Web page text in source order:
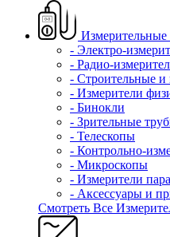
- Электро-
- Радио-
- Строительные и
- Измерители
- Бинокли
- Зрительные
- Телескопы
- Контрольно-
- Микроскопы
- Измерители
- Аксессуары и
Смотреть Все